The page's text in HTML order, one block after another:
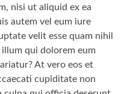
nisi ut aliquid ex ea
autem vel eum iure
velit esse quam nihil
qui dolorem eum
At vero eos et
cupiditate non